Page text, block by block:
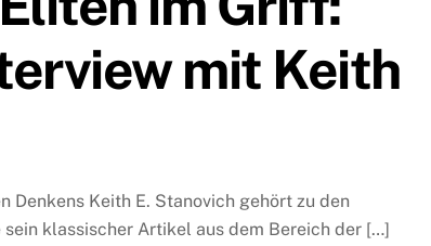
mit Keith
Denkens Keith E. Stanovich gehört zu den
klassischer Artikel aus dem Bereich der […]